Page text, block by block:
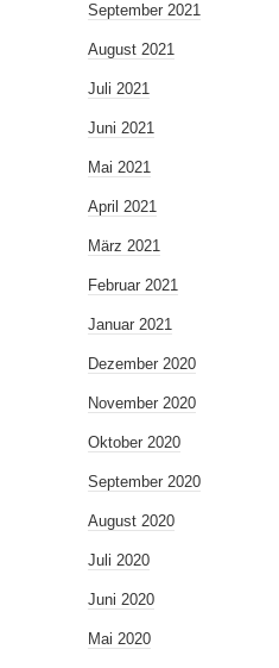
September 2021
August 2021
Juli 2021
Juni 2021
Mai 2021
April 2021
März 2021
Februar 2021
Januar 2021
Dezember 2020
November 2020
Oktober 2020
September 2020
August 2020
Juli 2020
Juni 2020
Mai 2020